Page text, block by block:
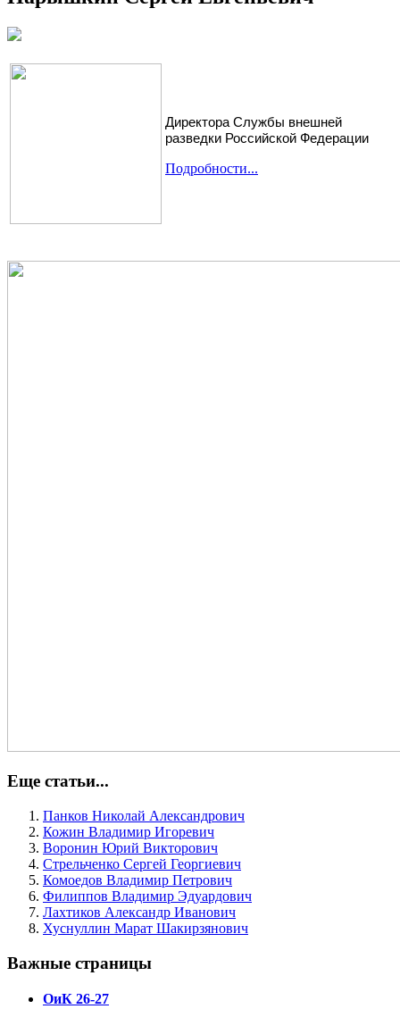
Директора Службы внешней
разведки Российской Федерации
Подробности...
Еще статьи...
Панков Николай Александрович
Кожин Владимир Игоревич
Воронин Юрий Викторович
Стрельченко Сергей Георгиевич
Комоедов Владимир Петрович
Филиппов Владимир Эдуардович
Лахтиков Александр Иванович
Хуснуллин Марат Шакирзянович
Важные страницы
ОиК 26-27